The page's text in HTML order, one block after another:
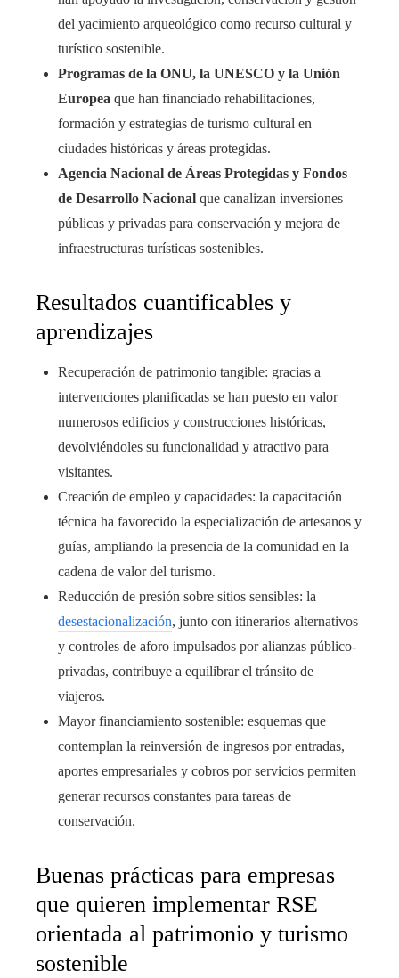
del yacimiento arqueológico como recurso cultural y
turístico sostenible.
Programas de la ONU, la UNESCO y la Unión
Europea que han financiado rehabilitaciones,
formación y estrategias de turismo cultural en
ciudades históricas y áreas protegidas.
Agencia Nacional de Áreas Protegidas y Fondos
de Desarrollo Nacional que canalizan inversiones
públicas y privadas para conservación y mejora de
infraestructuras turísticas sostenibles.
Resultados cuantificables y
aprendizajes
Recuperación de patrimonio tangible: gracias a
intervenciones planificadas se han puesto en valor
numerosos edificios y construcciones históricas,
devolviéndoles su funcionalidad y atractivo para
visitantes.
Creación de empleo y capacidades: la capacitación
técnica ha favorecido la especialización de artesanos y
guías, ampliando la presencia de la comunidad en la
cadena de valor del turismo.
Reducción de presión sobre sitios sensibles: la
desestacionalización, junto con itinerarios alternativos
y controles de aforo impulsados por alianzas público-
privadas, contribuye a equilibrar el tránsito de
viajeros.
Mayor financiamiento sostenible: esquemas que
contemplan la reinversión de ingresos por entradas,
aportes empresariales y cobros por servicios permiten
generar recursos constantes para tareas de
conservación.
Buenas prácticas para empresas
que quieren implementar RSE
orientada al patrimonio y turismo
sostenible